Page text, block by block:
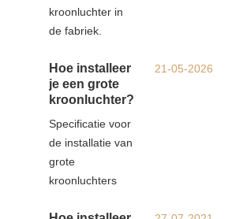
kroonluchter in
de fabriek.
Hoe installeer
je een grote
kroonluchter?
Specificatie voor
de installatie van
grote
kroonluchters
21-05-2026